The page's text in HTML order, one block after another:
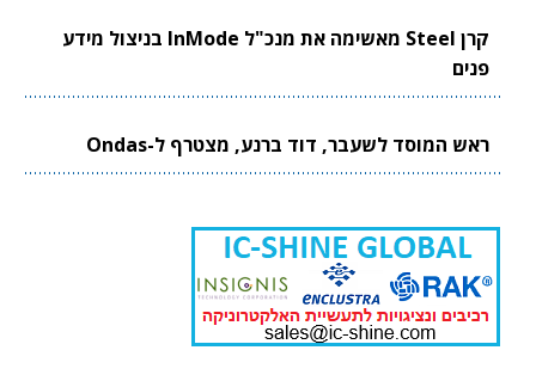
קרן Steel מאשימה את מנכ"ל InMode בניצול מידע
פנים
ראש המוסד לשעבר, דוד ברנע, מצטרף ל-Ondas